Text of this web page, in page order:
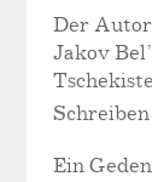
Der Autor
Jakov
Ein